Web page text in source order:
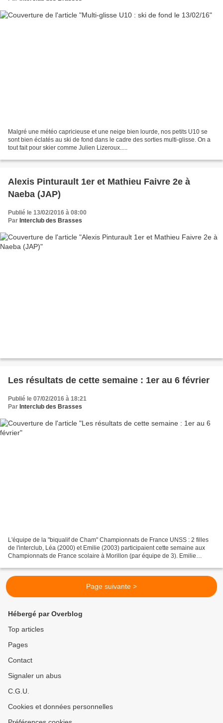
Malgré une météo capricieuse et une neige bien lourde, nos petits U10 se
sont bien éclatés au ski de fond dans le cadre des sorties multi-glisse. On a
tout fait pour skier comme Julien Lizeroux.....
Alexis Pinturault 1er et Mathieu Faivre 2e à
Naeba (JAP)
Publié le 13/02/2016 à 08:00
Par Interclub des Brasses
Les résultats de cette semaine : 1er au 6 février
Publié le 07/02/2016 à 18:21
Par Interclub des Brasses
L'équipe de la "biqualif de Cham" Championnats de France UNSS : 2 filles
de l'interclub, Léa (2000) et Emilie (2003) participaient cette semaine aux
Championnats de France scolaire à Morillon (par équipe de 3). Emilie
Page suivante >
Hébergé par Overblog
Top articles
Pages
Contact
Signaler un abus
C.G.U.
Cookies et données personnelles